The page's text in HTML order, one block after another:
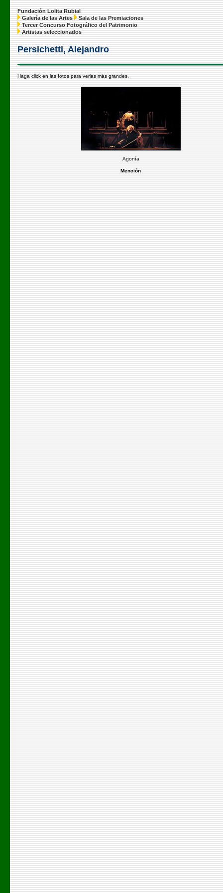
Fundación Lolita Rubial
Galería de las Artes
Sala de las Premiaciones
Tercer Concurso Fotográfico del Patrimonio
Artistas seleccionados
Persichetti, Alejandro
Haga click en las fotos para verlas más grandes.
Agonía
Mención